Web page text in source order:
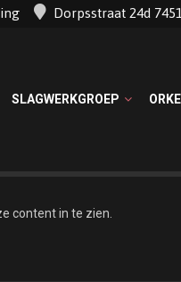
Dorpsstraat 24d
SLAGWERKGROEP
content in te zien.